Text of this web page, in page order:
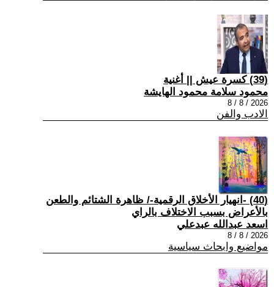
(39) كسرة عيش || أغنية
محمود سلامة محمود الهايشة
2026 / 8 / 8
الادب والفن
(40) -انهيار الأخلاق الرقمية-/ ظاهرة الشتائم والطعن
بالأعراض بسبب الاختلاف بالراي
اسعد عبدالله عبدعلي
2026 / 8 / 8
مواضيع وابحاث سياسية